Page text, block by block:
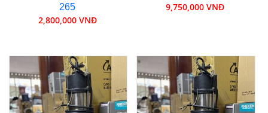
265
2,800,000 VNĐ
9,750,000 VNĐ